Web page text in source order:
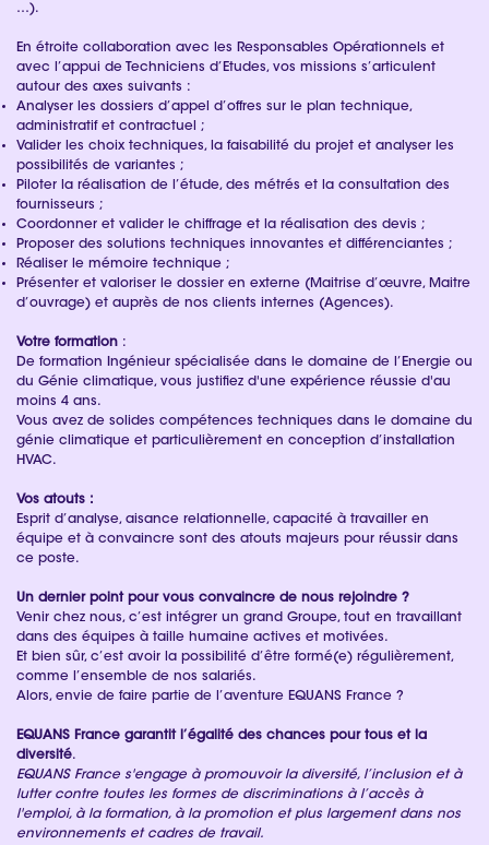
…).
En étroite collaboration avec les Responsables Opérationnels et
avec l’appui de Techniciens d’Etudes, vos missions s’articulent
autour des axes suivants :
Analyser les dossiers d’appel d’offres sur le plan technique,
administratif et contractuel ;
Valider les choix techniques, la faisabilité du projet et analyser les
possibilités de variantes ;
Piloter la réalisation de l’étude, des métrés et la consultation des
fournisseurs ;
Coordonner et valider le chiffrage et la réalisation des devis ;
Proposer des solutions techniques innovantes et différenciantes ;
Réaliser le mémoire technique ;
Présenter et valoriser le dossier en externe (Maitrise d’œuvre, Maitre
d’ouvrage) et auprès de nos clients internes (Agences).
Votre formation :
De formation Ingénieur spécialisée dans le domaine de l’Energie ou
du Génie climatique, vous justifiez d'une expérience réussie d'au
moins 4 ans.
Vous avez de solides compétences techniques dans le domaine du
génie climatique et particulièrement en conception d’installation
HVAC.
Vos atouts :
Esprit d’analyse, aisance relationnelle, capacité à travailler en
équipe et à convaincre sont des atouts majeurs pour réussir dans
ce poste.
Un dernier point pour vous convaincre de nous rejoindre ?
Venir chez nous, c’est intégrer un grand Groupe, tout en travaillant
dans des équipes à taille humaine actives et motivées.
Et bien sûr, c’est avoir la possibilité d’être formé(e) régulièrement,
comme l’ensemble de nos salariés.
Alors, envie de faire partie de l’aventure EQUANS France ?
EQUANS France garantit l’égalité des chances pour tous et la
diversité.
EQUANS France s'engage à promouvoir la diversité, l’inclusion et à
lutter contre toutes les formes de discriminations à l’accès à
l'emploi, à la formation, à la promotion et plus largement dans nos
environnements et cadres de travail.